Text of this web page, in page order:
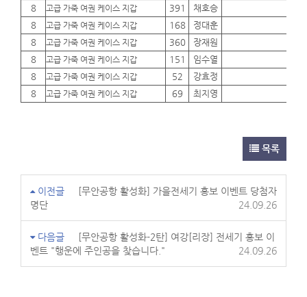
8
고급 가죽 여권 케이스 지갑 391 채호승
8
고급 가죽 여권 케이스 지갑 168 정대훈
8
고급 가죽 여권 케이스 지갑 360 장재원
8
고급 가죽 여권 케이스 지갑 151 임수열
8
고급 가죽 여권 케이스 지갑 52 강효정
8
고급 가죽 여권 케이스 지갑 69 최지영
목록
이전글
[무안공항 활성화] 가을전세기 홍보 이벤트 당첨자
명단
24.09.26
다음글
[무안공항 활성화-2탄] 여강[리장] 전세기 홍보 이
벤트 "행운에 주인공을 찾습니다."
24.09.26